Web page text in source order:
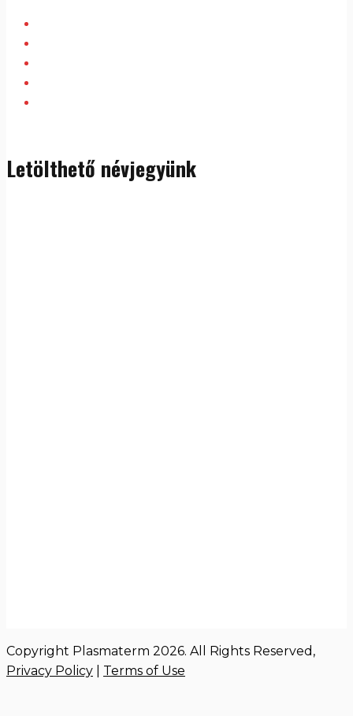
Letölthető névjegyünk
Copyright Plasmaterm 2026. All Rights Reserved,
Privacy Policy
Terms of Use